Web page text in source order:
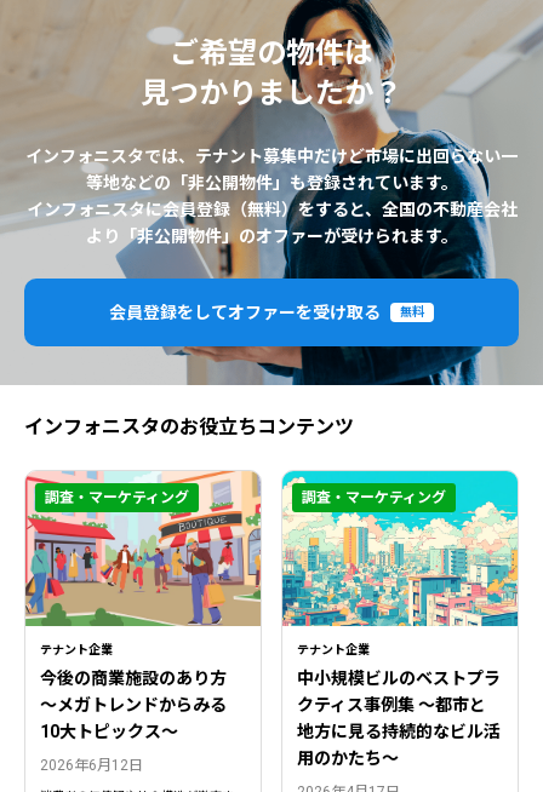
ご希望の物件は
見つかりましたか？
インフォニスタでは、テナント募集中だけど市場に出回らない一
等地などの「非公開物件」も登録されています。
インフォニスタに会員登録（無料）をすると、全国の不動産会社
より「非公開物件」のオファーが受けられます。
会員登録をしてオファーを受け取る 無料
インフォニスタのお役立ちコンテンツ
テナント企業
今後の商業施設のあり方
〜メガトレンドからみる
10大トピックス〜
2026年6月12日
調査・マーケティング
テナント企業
中小規模ビルのベストプラ
クティス事例集 ～都市と
地方に見る持続的なビル活
用のかたち～
調査・マーケティング